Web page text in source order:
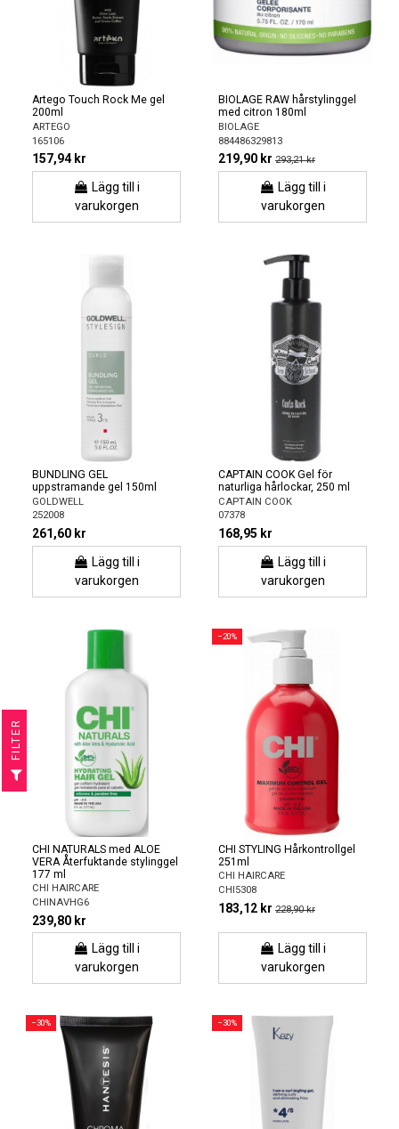
Artego Touch Rock Me gel
200ml
ARTEGO
165106
157,94 kr
Lägg till i
varukorgen
BIOLAGE RAW hårstylinggel
med citron 180ml
BIOLAGE
884486329813
219,90 kr 293,21 kr
Lägg till i
varukorgen
BUNDLING GEL
uppstramande gel 150ml
GOLDWELL
252008
261,60 kr
Lägg till i
varukorgen
CAPTAIN COOK Gel för
naturliga hårlockar, 250 ml
CAPTAIN COOK
07378
168,95 kr
Lägg till i
varukorgen
CHI NATURALS med ALOE
VERA Återfuktande stylinggel
177 ml
CHI HAIRCARE
CHINAVHG6
239,80 kr
Lägg till i
varukorgen
−20%
CHI STYLING Hårkontrollgel
251ml
CHI HAIRCARE
CHI5308
183,12 kr 228,90 kr
Lägg till i
varukorgen
−30% −30%
R